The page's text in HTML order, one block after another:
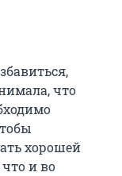
что
хорошей
и во